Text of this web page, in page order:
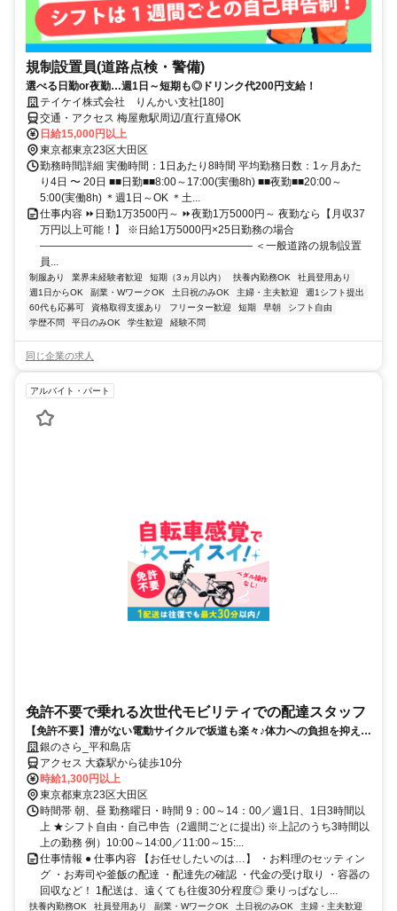
規制設置員(道路点検・警備)
選べる日勤or夜勤…週1日～短期も◎ドリンク代200円支給！
テイケイ株式会社 りんかい支社[180]
交通・アクセス 梅屋敷駅周辺/直行直帰OK
日給15,000円以上
東京都東京23区大田区
勤務時間詳細 実働時間：1日あたり8時間 平均勤務日数：1ヶ月あた
り4日 〜 20日 ■■日勤■■8:00～17:00(実働8h) ■■夜勤■■20:00～
5:00(実働8h) ＊週1日～OK ＊土...
仕事内容 ⏩日勤1万3500円～ ⏩夜勤1万5000円～ 夜勤なら【月収37
万円以上可能！】 ※日給1万5000円×25日勤務の場合
―――――――――――――――――――― ＜一般道路の規制設置
員...
制服あり 業界未経験者歓迎 短期（3ヵ月以内） 扶養内勤務OK
社員登用あり
週1日からOK
副業・WワークOK 土日祝のみOK 主婦・主夫歓迎
週1シフト提出
60代も応募可
資格取得支援あり フリーター歓迎 短期 早朝
シフト自由
学歴不問
平日のみOK 学生歓迎 経験不問
同じ企業の求人
アルバイト・パート
免許不要で乗れる次世代モビリティでの配達スタッフ
【免許不要】漕がない電動サイクルで坂道も楽々♪体力への負担を抑えて
稼げるデリバリー！
銀のさら_平和島店
アクセス 大森駅から徒歩10分
時給1,300円以上
東京都東京23区大田区
時間帯 朝、昼 勤務曜日・時間 9：00～14：00／週1日、1日3時間以
上 ★シフト自由・自己申告（2週間ごとに提出) ※上記のうち3時間以
上の勤務 例）10:00～14:00／11:00～15:...
仕事情報 ● 仕事内容 【お任せしたいのは…】 ・お料理のセッティン
グ ・お寿司や釜飯の配達 ・配達先の確認 ・代金の受け取り ・容器の
回収など！ 1配送は、遠くても往復30分程度◎ 乗りっぱなし...
扶養内勤務OK 社員登用あり 副業・WワークOK 土日祝のみOK 主婦・主夫歓迎